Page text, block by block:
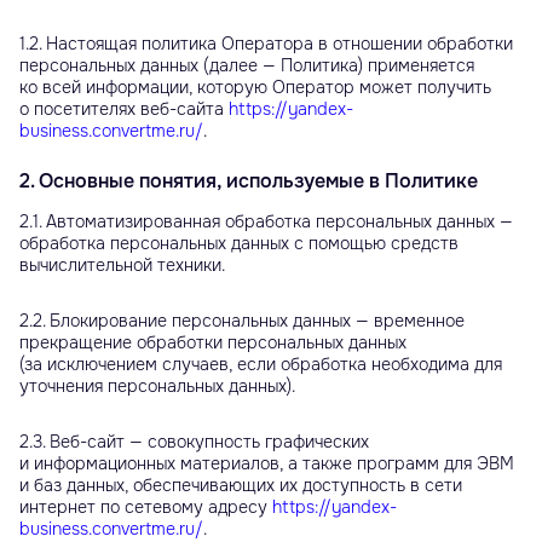
1.2. Настоящая политика Оператора в отношении обработки
персональных данных (далее — Политика) применяется
ко всей информации, которую Оператор может получить
о посетителях веб-сайта https://yandex-
business.convertme.ru/.
2. Основные понятия, используемые в Политике
2.1. Автоматизированная обработка персональных данных —
обработка персональных данных с помощью средств
вычислительной техники.
2.2. Блокирование персональных данных — временное
прекращение обработки персональных данных
(за исключением случаев, если обработка необходима для
уточнения персональных данных).
2.3. Веб-сайт — совокупность графических
и информационных материалов, а также программ для ЭВМ
и баз данных, обеспечивающих их доступность в сети
интернет по сетевому адресу https://yandex-
business.convertme.ru/.